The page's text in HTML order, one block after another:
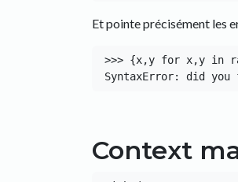
Et pointe précisément les
>>> {x,y for x,y in
Context